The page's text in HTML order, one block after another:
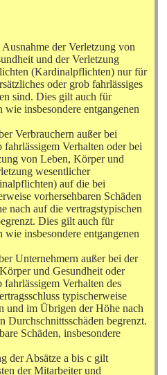
der Verletzung von
und der Verletzung
(Kardinalpflichten) nur für
oder grob fahrlässiges
sind. Dies gilt auch für
wie insbesondere entgangenen
Verbrauchern außer bei
Verhalten oder bei
von Leben, Körper und
wesentlicher
auf die bei
vorhersehbaren Schäden
nach auf die vertragstypischen
Dies gilt auch für
wie insbesondere entgangenen
Unternehmern außer bei der
und Gesundheit oder
Verhalten des
typischerweise
und im Übrigen der Höhe nach
Durchschnittsschäden begrenzt.
Schäden, insbesondere
der Absätze a bis c gilt
der Mitarbeiter und